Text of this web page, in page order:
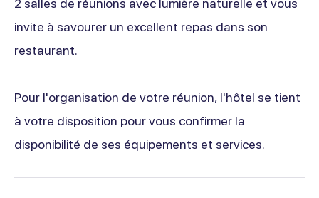
invite à savourer un excellent repas dans son
restaurant.
Pour l'organisation de votre réunion, l'hôtel se tient
à votre disposition pour vous confirmer la
disponibilité de ses équipements et services.